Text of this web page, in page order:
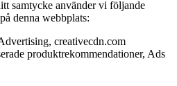
samtycke använder vi följande
denna webbplats:
creativecdn.com
produktrekommendationer, Ads